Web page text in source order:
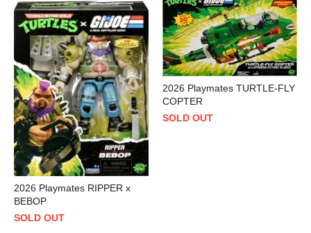
2026 Playmates RIPPER x
BEBOP
SOLD OUT
2026 Playmates TURTLE-FLY
COPTER
SOLD OUT